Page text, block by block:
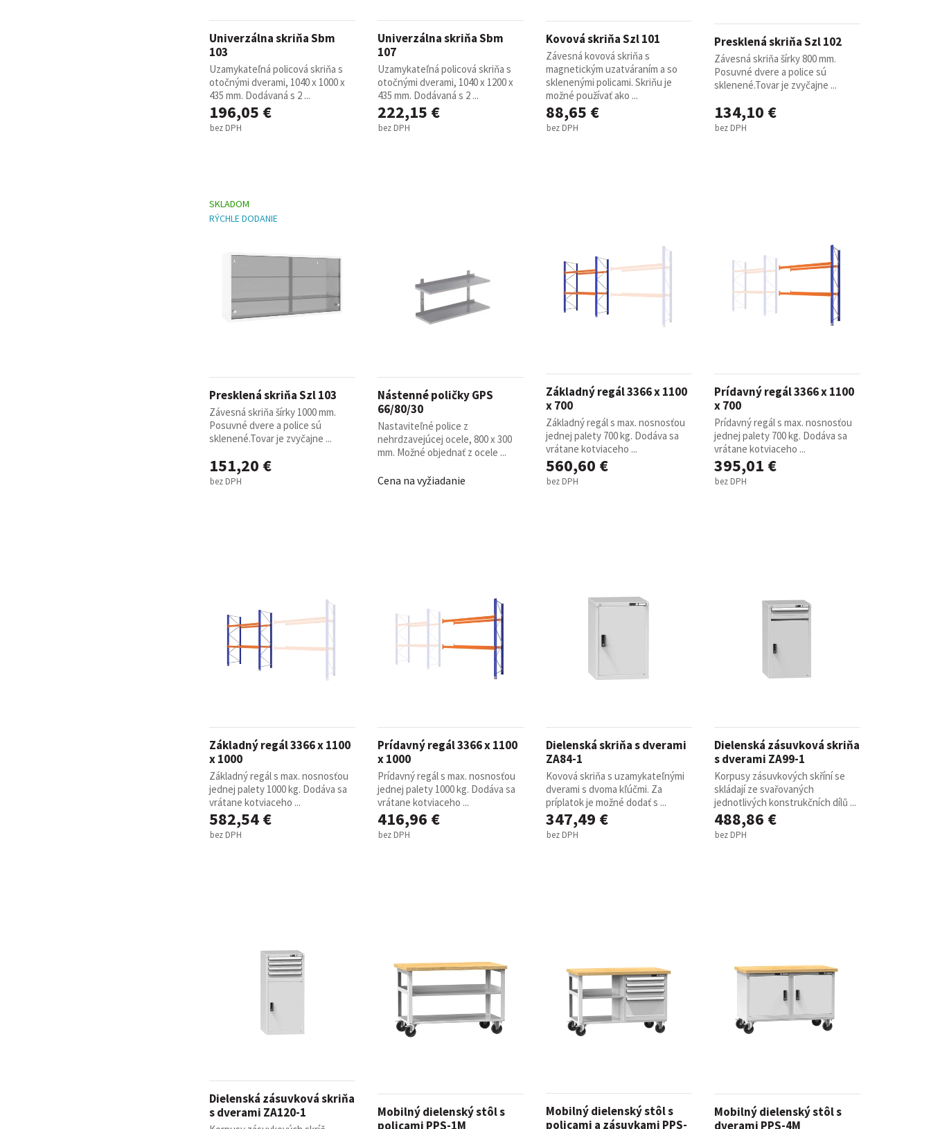
Univerzálna skriňa Sbm
103
Uzamykateľná policová skriňa s
otočnými dverami, 1040 x 1000 x
435 mm. Dodávaná s 2 ...
196,05 €
bez DPH
Univerzálna skriňa Sbm
107
Uzamykateľná policová skriňa s
otočnými dverami, 1040 x 1200 x
435 mm. Dodávaná s 2 ...
222,15 €
bez DPH
Kovová skriňa Szl 101
Závesná kovová skriňa s
magnetickým uzatváraním a so
sklenenými policami. Skriňu je
možné používať ako ...
88,65 €
bez DPH
Presklená skriňa Szl 102
Závesná skriňa šírky 800 mm.
Posuvné dvere a police sú
sklenené.Tovar je zvyčajne ...
134,10 €
bez DPH
SKLADOM
RÝCHLE DODANIE
Presklená skriňa Szl 103
Závesná skriňa šírky 1000 mm.
Posuvné dvere a police sú
sklenené.Tovar je zvyčajne ...
151,20 €
bez DPH
Nástenné poličky GPS
66/80/30
Nastaviteľné police z
nehrdzavejúcej ocele, 800 x 300
mm. Možné objednať z ocele ...
Cena na vyžiadanie
Základný regál 3366 x 1100
x 700
Základný regál s max. nosnosťou
jednej palety 700 kg. Dodáva sa
vrátane kotviaceho ...
560,60 €
bez DPH
Prídavný regál 3366 x 1100
x 700
Prídavný regál s max. nosnosťou
jednej palety 700 kg. Dodáva sa
vrátane kotviaceho ...
395,01 €
bez DPH
Základný regál 3366 x 1100
x 1000
Základný regál s max. nosnosťou
jednej palety 1000 kg. Dodáva sa
vrátane kotviaceho ...
582,54 €
bez DPH
Prídavný regál 3366 x 1100
x 1000
Prídavný regál s max. nosnosťou
jednej palety 1000 kg. Dodáva sa
vrátane kotviaceho ...
416,96 €
bez DPH
Dielenská skriňa s dverami
ZA84-1
Kovová skriňa s uzamykateľnými
dverami s dvoma kľúčmi. Za
príplatok je možné dodať s ...
347,49 €
bez DPH
Dielenská zásuvková skriňa
s dverami ZA99-1
Korpusy zásuvkových skříní se
skládají ze svařovaných
jednotlivých konstrukčních dílů ...
488,86 €
bez DPH
Dielenská zásuvková skriňa
s dverami ZA120-1
Mobilný dielenský stôl s
policami PPS-1M
Mobilný dielenský stôl s
policami a zásuvkami PPS-
Mobilný dielenský stôl s
dverami PPS-4M